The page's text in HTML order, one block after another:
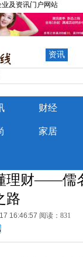
及资讯门户网站
资讯
财经
家居
理财——儒
路
16:46:57 阅读：831